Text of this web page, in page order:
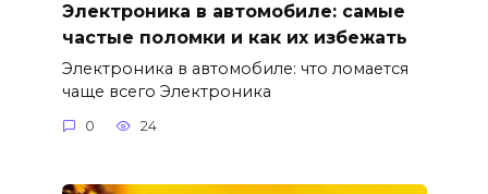
Электроника в автомобиле: самые
частые поломки и как их избежать
Электроника в автомобиле: что ломается
чаще всего Электроника
0 24